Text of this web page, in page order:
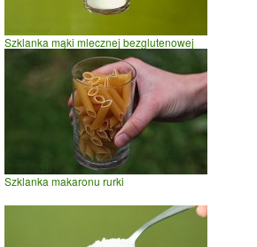
Szklanka mąki mlecznej bezglutenowej
Szklanka makaronu rurki